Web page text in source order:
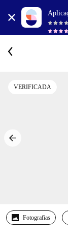
VERIFICADA
Fotografias